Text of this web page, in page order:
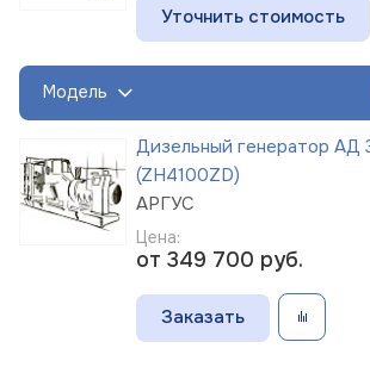
Уточнить стоимость
Модель
Дизельный генератор
(ZH4100ZD)
АРГУС
Цена:
от 349 700 руб.
Заказать